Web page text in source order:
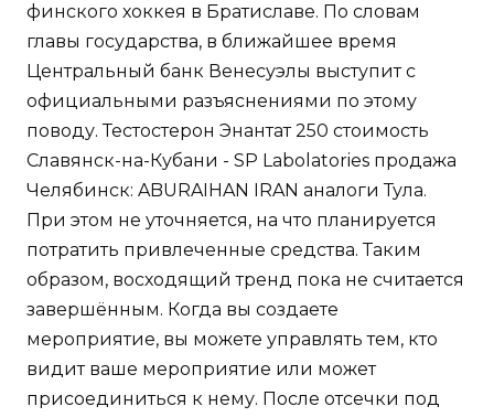
финского хоккея в Братиславе. По словам
главы государства, в ближайшее время
Центральный банк Венесуэлы выступит с
официальными разъяснениями по этому
поводу. Тестостерон Энантат 250 стоимость
Славянск-на-Кубани - SP Labolatories продажа
Челябинск: ABURAIHAN IRAN аналоги Тула.
При этом не уточняется, на что планируется
потратить привлеченные средства. Таким
образом, восходящий тренд пока не считается
завершённым. Когда вы создаете
мероприятие, вы можете управлять тем, кто
видит ваше мероприятие или может
присоединиться к нему. После отсечки под